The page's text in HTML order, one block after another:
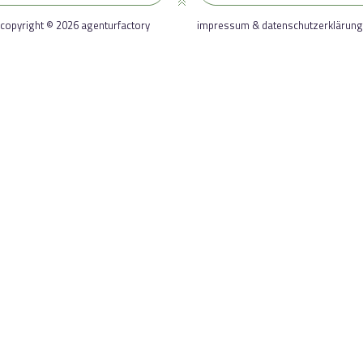
copyright © 2026 agenturfactory impressum & datenschutzerklärung